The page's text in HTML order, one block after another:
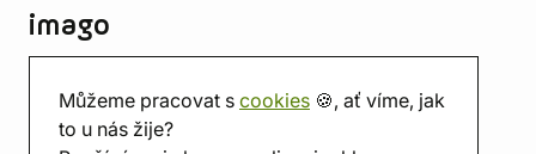
Můžeme pracovat s cookies 🍪, ať víme, jak
to u nás žije?
imago
Prodejna
Herna